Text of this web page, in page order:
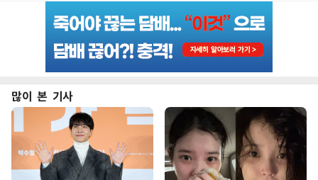
많이 본 기사